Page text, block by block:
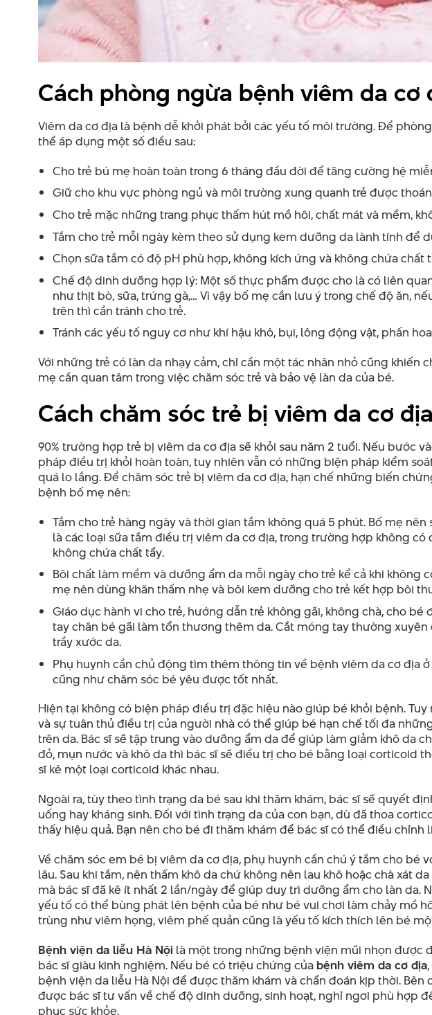
Cách phòng ngừa bệnh viêm da
Viêm da cơ địa là bệnh dễ khởi phát bởi các yếu tố môi trường. Để
thể áp dụng một số điều sau:
Cho trẻ bú mẹ hoàn toàn trong 6 tháng đầu đời để tăng cường hệ
Giữ cho khu vực phòng ngủ và môi trường xung quanh trẻ được
Cho trẻ mặc những trang phục thấm hút mồ hôi, chất mát và mềm,
Tắm cho trẻ mỗi ngày kèm theo sử dụng kem dưỡng da lành tính để
Chọn sữa tắm có độ pH phù hợp, không kích ứng và không chứa chất
Chế độ dinh dưỡng hợp lý: Một số thực phẩm được cho là có liên
như thịt bò, sữa, trứng gà,… Vì vậy bố mẹ cần lưu ý trong chế độ ăn,
trên thì cần tránh cho trẻ.
Tránh các yếu tố nguy cơ như khí hậu khô, bụi, lông động vật, phấn
Với những trẻ có làn da nhạy cảm, chỉ cần một tác nhân nhỏ cũng khiến
mẹ cần quan tâm trong việc chăm sóc trẻ và bảo vệ làn da của bé.
Cách chăm sóc trẻ bị viêm da cơ địa
90% trường hợp trẻ bị viêm da cơ địa sẽ khỏi sau năm 2 tuổi. Nếu bước
pháp điều trị khỏi hoàn toàn, tuy nhiên vẫn có những biện pháp kiểm
quá lo lắng. Để chăm sóc trẻ bị viêm da cơ địa, hạn chế những biến
bệnh bố mẹ nên:
Tắm cho trẻ hàng ngày và thời gian tắm không quá 5 phút. Bố mẹ
là các loại sữa tắm điều trị viêm da cơ địa, trong trường hợp không
không chứa chất tẩy.
Bôi chất làm mềm và dưỡng ẩm da mỗi ngày cho trẻ kể cả khi không
mẹ nên dùng khăn thấm nhẹ và bôi kem dưỡng cho trẻ kết hợp bôi
Giáo dục hành vi cho trẻ, hướng dẫn trẻ không gãi, không chà, cho
tay chân bé gãi làm tổn thương thêm da. Cắt móng tay thường
trầy xước da.
Phụ huynh cần chủ động tìm thêm thông tin về bệnh viêm da cơ địa
cũng như chăm sóc bé yêu được tốt nhất.
Hiện tại không có biện pháp điều trị đặc hiệu nào giúp bé khỏi bệnh.
và sự tuân thủ điều trị của người nhà có thể giúp bé hạn chế tối đa
trên da. Bác sĩ sẽ tập trung vào dưỡng ẩm da để giúp làm giảm khô da
đỏ, mụn nước và khô da thì bác sĩ sẽ điều trị cho bé bằng loại corticoid
sĩ kê một loại corticoid khác nhau.
Ngoài ra, tùy theo tình trạng da bé sau khi thăm khám, bác sĩ sẽ quyết
uống hay kháng sinh. Đối với tình trạng da của con bạn, dù đã thoa
thấy hiệu quả. Bạn nên cho bé đi thăm khám để bác sĩ có thể điều
Về chăm sóc em bé bị viêm da cơ địa, phụ huynh cần chú ý tắm cho bé
lâu. Sau khi tắm, nên thấm khô da chứ không nên lau khô hoặc chà xát
mà bác sĩ đã kê ít nhất 2 lần/ngày để giúp duy trì dưỡng ẩm cho làn da.
yếu tố có thể bùng phát lên bệnh của bé như bé vui chơi làm chảy mồ
trùng như viêm họng, viêm phế quản cũng là yếu tố kích thích lên bé
Bệnh viện da liễu Hà Nội là một trong những bệnh viện mũi nhọn được
bác sĩ giàu kinh nghiệm. Nếu bé có triệu chứng của bệnh viêm da cơ địa
bệnh viện da liễu Hà Nội để được thăm khám và chẩn đoán kịp thời.
được bác sĩ tư vấn về chế độ dinh dưỡng, sinh hoạt, nghỉ ngơi phù hợp
phục sức khỏe.